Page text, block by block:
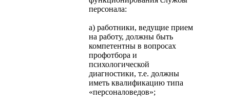
персонала:
а) работники, ведущие прием
на работу, должны быть
компе­тентны в вопросах
профотбора и
психологической
диагностики, т.е. должны
иметь квалификацию типа
«персоналоведов»;